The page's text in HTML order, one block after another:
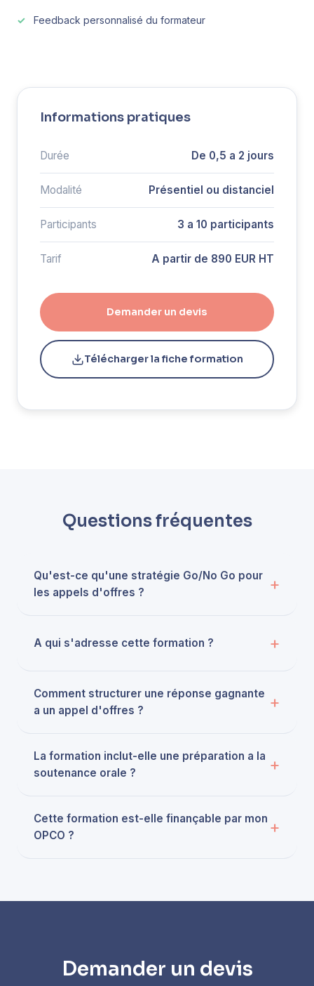
Feedback personnalisé du formateur
Informations pratiques
Durée De 0,5 a 2 jours
Modalité Présentiel ou distanciel
Participants 3 a 10 participants
Tarif A partir de 890 EUR HT
Demander un devis
Télécharger la fiche formation
Questions fréquentes
Qu'est-ce qu'une stratégie Go/No Go pour
les appels d'offres ?
A qui s'adresse cette formation ?
Comment structurer une réponse gagnante
a un appel d'offres ?
La formation inclut-elle une préparation a la
soutenance orale ?
Cette formation est-elle finançable par mon
OPCO ?
Demander un devis